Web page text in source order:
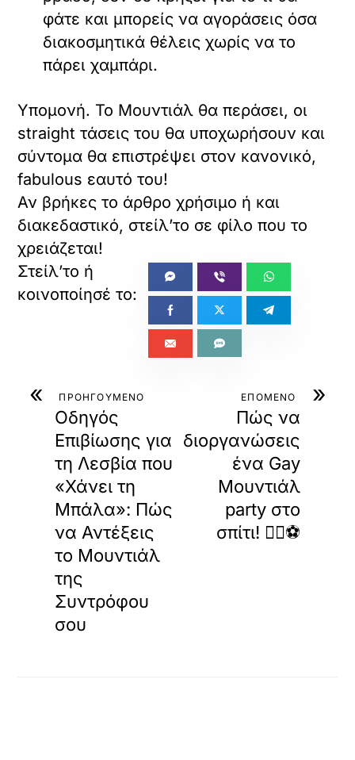
φάτε και μπορείς να αγοράσεις όσα
διακοσμητικά θέλεις χωρίς να το
πάρει χαμπάρι.
Υπομονή. Το Μουντιάλ θα περάσει, οι
straight τάσεις του θα υποχωρήσουν και
σύντομα θα επιστρέψει στον κανονικό,
fabulous εαυτό του!
Αν βρήκες το άρθρο χρήσιμο ή και
διακεδαστικό, στείλ’το σε φίλο που το
χρειάζεται!
« ΠΡΟΗΓΟΥΜΕΝΟ
Οδηγός
Επιβίωσης για
τη Λεσβία που
«Χάνει τη
Μπάλα»: Πώς
να Αντέξεις
το Μουντιάλ
της
Συντρόφου
σου
»
ΕΠΟΜΕΝΟ
Πώς να
διοργανώσεις
ένα Gay
Μουντιάλ
party στο
σπίτι! 🏳️‍🌈⚽